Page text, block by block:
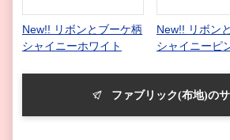
New!! リボンとブーケ柄
シャイニーホワイト
New!! リボン
シャイニーピ
ファブリック(布地)の